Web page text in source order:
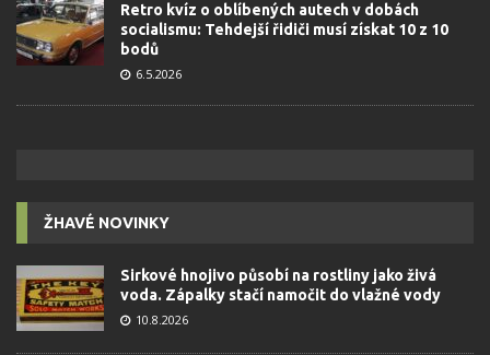
Retro kvíz o oblíbených autech v dobách
socialismu: Tehdejší řidiči musí získat 10 z 10
bodů
6.5.2026
ŽHAVÉ NOVINKY
Sirkové hnojivo působí na rostliny jako živá
voda. Zápalky stačí namočit do vlažné vody
10.8.2026